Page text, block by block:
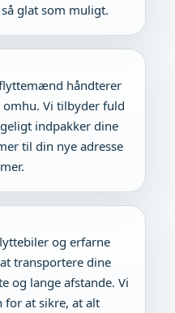
glat som muligt.
håndterer
Vi tilbyder fuld
indpakker dine
til din nye adresse
og erfarne
transportere dine
og lange afstande. Vi
for at sikre, at alt